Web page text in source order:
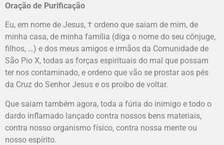
Oração de Purificação
Eu, em nome de Jesus, † ordeno que saiam de mim, de
minha casa, de minha família (diga o nome do seu cônjuge,
filhos, …) e dos meus amigos e irmãos da Comunidade de
São Pio X, todas as forças espirituais do mal que possam
ter nos contaminado, e ordeno que vão se prostar aos pés
da Cruz do Senhor Jesus e os proíbo de voltar.
Que saiam também agora, toda a fúria do inimigo e todo o
dardo inflamado lançado contra nossos bens materiais,
contra nosso organismo físico, contra nossa mente ou
nosso espírito.